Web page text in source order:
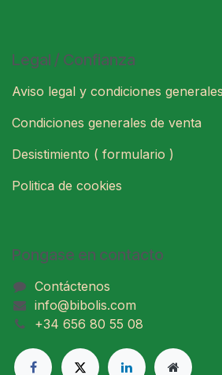
Legal / Confianza
Aviso legal y condiciones
Condiciones generales de venta
Desistimiento ( formulario )
Politica de cookies
Pongase en contacto
Contáctenos
info@bibolis.com
+34 656 80 55 08